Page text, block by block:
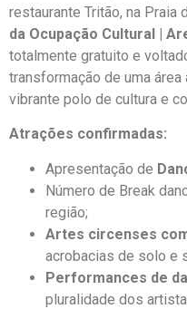
restaurante Tritão, na Praia
da Ocupação Cultural |
totalmente gratuito e
transformação de uma área
vibrante polo de cultura e
Atrações confirmadas:
Apresentação de
Número de Break
região;
Artes circenses
acrobacias de solo e
Performances de
pluralidade dos